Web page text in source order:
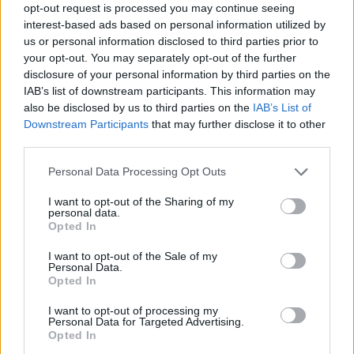
opt-out request is processed you may continue seeing
interest-based ads based on personal information utilized by
us or personal information disclosed to third parties prior to
your opt-out. You may separately opt-out of the further
disclosure of your personal information by third parties on the
IAB’s list of downstream participants. This information may
also be disclosed by us to third parties on the IAB’s List of
Downstream Participants that may further disclose it to other
Personal Data Processing Opt Outs
I want to opt-out of the Sharing of my
personal data.
Opted In
I want to opt-out of the Sale of my
Personal Data.
Opted In
I want to opt-out of processing my
Personal Data for Targeted Advertising.
Opted In
Varrezat masive
dëshmojnë krimet serbe
në Kosovë, ndërsa
përgjegjësit ende nuk janë
përballur me drejtësinë
Mbetjet mortore në Zubin
Potok rikthejnë plagët e
luftës, Fehlinger kërkon
drejtësi dhe trysni mbi
Serbinë
Sinani: LDK-ja nuk
bashkëqeveris me Kurtin
pa një marrëveshje të
Imeri pas takimit
afrua “hijes së Putinit” në
Ballkan